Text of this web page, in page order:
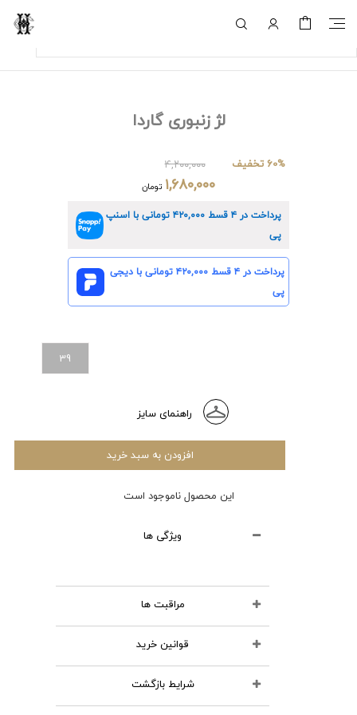
لژ زنبوری گاردا
60% تخفیف ۴,۲۰۰,۰۰۰
۱,۶۸۰,۰۰۰ تومان
پرداخت در ۴ قسط ۴۲۰,۰۰۰تومانی با اسنپ
پی
پرداخت در ۴ قسط ۴۲۰,۰۰۰تومانی با دیجی
پی
39
راهنمای سایز
افزودن به سبد خرید
این محصول ناموجود است
ویژگی ها
مراقبت ها
محصولات چرمی را نشویید
از مواد شوینده استفاده نکنید
قوانین خرید
تمامی کالاهای انتخابی در سبد خرید
شما قابل نمایش و تا قبل از تایید و
شرایط بازگشت